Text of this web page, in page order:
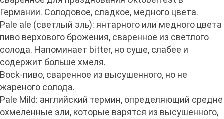
Германии. Солодовое, сладкое, медного цвета.
Pale ale (светлый эль): янтарного или медного цвета
пиво верхового брожения, сваренное из светлого
солода. Напоминает bitter, но суше, слабее и
содержит больше хмеля.
Bock-пиво, сваренное из высушенного, но не
жареного солода.
Pale Mild: английский термин, определяющий средне
охмеленные эли, которые варятся из высушенного,